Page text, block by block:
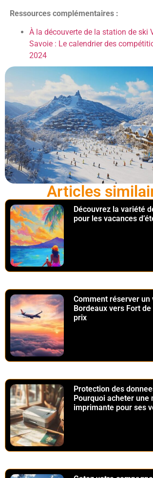
Ressources complémentaires :
À la découverte de la station de ski
Savoie : Le calendrier des
2024
Articles
Découvrez la variété
pour les vacances
Comment réserver un
Bordeaux vers Fort
prix
Protection des
Pourquoi acheter une
imprimante pour ses